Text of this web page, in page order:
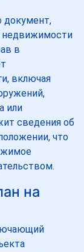
документ,
недвижимости
в
включая
или
сведения об
что
на